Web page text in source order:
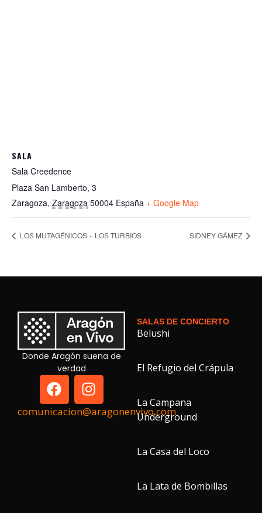
SALA
Sala Creedence
Plaza San Lamberto, 3
Zaragoza, Zaragoza 50004 España + Google Map
LOS MUTAGÉNICOS + LOS TURBIOS SIDNEY GÁMEZ
Donde Aragón suena de
verdad
comunicacion@aragonenvivo.com
SALAS DE CONCIERTO
Belushi
El Refugio del Crápula
La Campana
Underground
La Casa del Loco
La Lata de Bombillas